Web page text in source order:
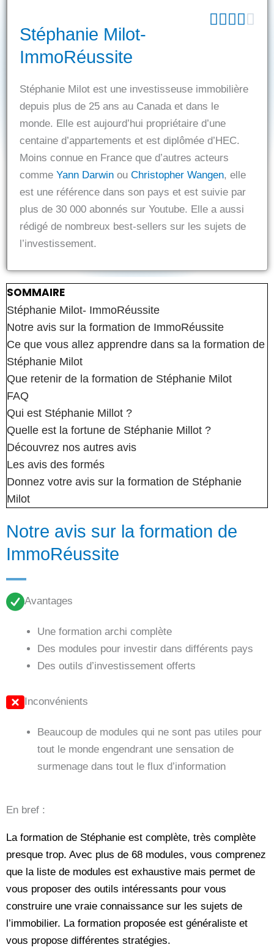
    
Stéphanie Milot-
ImmoRéussite
Stéphanie Milot est une investisseuse immobilière
depuis plus de 25 ans au Canada et dans le
monde. Elle est aujourd’hui propriétaire d’une
centaine d’appartements et est diplômée d’HEC.
Moins connue en France que d’autres acteurs
comme Yann Darwin ou Christopher Wangen, elle
est une référence dans son pays et est suivie par
plus de 30 000 abonnés sur Youtube. Elle a aussi
rédigé de nombreux best-sellers sur les sujets de
l’investissement.
SOMMAIRE
Stéphanie Milot- ImmoRéussite
Notre avis sur la formation de ImmoRéussite
Ce que vous allez apprendre dans sa la formation de
Stéphanie Milot
Que retenir de la formation de Stéphanie Milot
FAQ
Qui est Stéphanie Millot ?
Quelle est la fortune de Stéphanie Millot ?
Découvrez nos autres avis
Les avis des formés
Donnez votre avis sur la formation de Stéphanie
Milot
Notre avis sur la formation de
ImmoRéussite
Avantages
Une formation archi complète
Des modules pour investir dans différents pays
Des outils d’investissement offerts
Inconvénients
Beaucoup de modules qui ne sont pas utiles pour
tout le monde engendrant une sensation de
surmenage dans tout le flux d’information
En bref :
La formation de Stéphanie est complète, très complète
presque trop. Avec plus de 68 modules, vous comprenez
que la liste de modules est exhaustive mais permet de
vous proposer des outils intéressants pour vous
construire une vraie connaissance sur les sujets de
l’immobilier. La formation proposée est généraliste et
vous propose différentes stratégies.